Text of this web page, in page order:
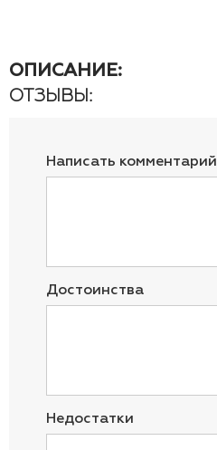
ОПИСАНИЕ:
ОТЗЫВЫ:
Написать комментарий
Достоинства
Недостатки